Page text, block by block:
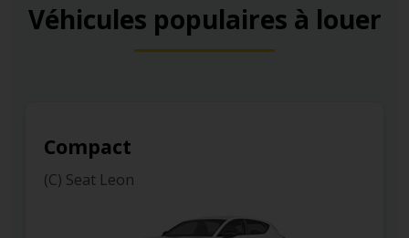
Véhicules populaires à louer
Leon